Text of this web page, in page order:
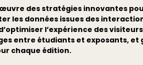
des stratégies innovantes
les données issues des
l’expérience des
entre étudiants et exposants, et
chaque édition.